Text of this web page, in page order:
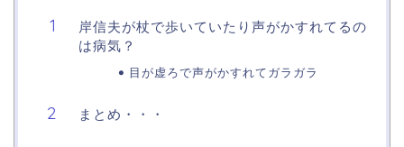
岸信夫が杖で歩いていたり声がかすれてるの
は病気？
目が虚ろで声がかすれてガラガラ
まとめ・・・